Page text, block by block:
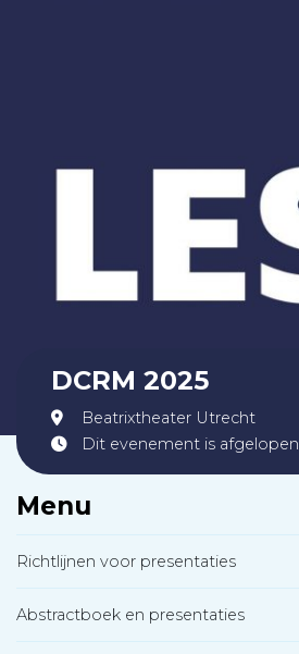
DCRM 2025
Beatrixtheater Utrecht
Dit evenement is afgelopen
Menu
Richtlijnen voor presentaties
Abstractboek en presentaties